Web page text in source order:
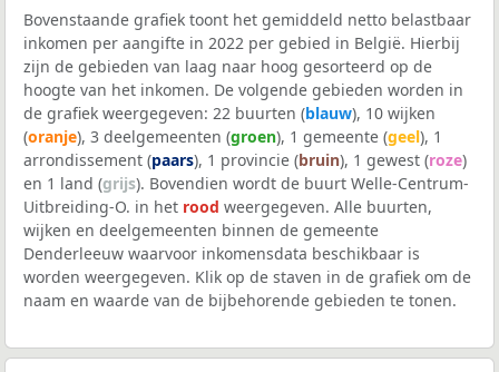
Bovenstaande grafiek toont het gemiddeld netto belastbaar
inkomen per aangifte in 2022 per gebied in België. Hierbij
zijn de gebieden van laag naar hoog gesorteerd op de
hoogte van het inkomen. De volgende gebieden worden in
de grafiek weergegeven: 22 buurten (blauw), 10 wijken
(oranje), 3 deelgemeenten (groen), 1 gemeente (geel), 1
arrondissement (paars), 1 provincie (bruin), 1 gewest (roze)
en 1 land (grijs). Bovendien wordt de buurt Welle-Centrum-
Uitbreiding-O. in het rood weergegeven. Alle buurten,
wijken en deelgemeenten binnen de gemeente
Denderleeuw waarvoor inkomensdata beschikbaar is
worden weergegeven. Klik op de staven in de grafiek om de
naam en waarde van de bijbehorende gebieden te tonen.